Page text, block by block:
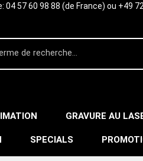
04 57 60 98 88 (de France) ou +49
GRAVURE AU
SPECIALS